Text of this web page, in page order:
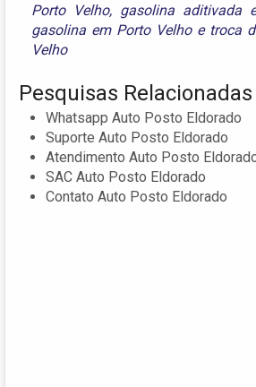
Porto Velho, gasolina aditivada
gasolina em Porto Velhoe troca
Velho
Pesquisas Relacionadas
Whatsapp Auto Posto Eldorado
Suporte Auto Posto Eldorado
Atendimento Auto Posto
SAC Auto Posto Eldorado
Contato Auto Posto Eldorado